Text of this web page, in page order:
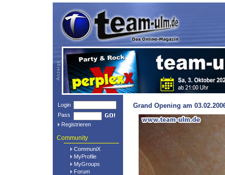
Login
Pass
Registrieren
Community
CommuniX
MyProfile
MyGroups
Forum
Grand Opening am